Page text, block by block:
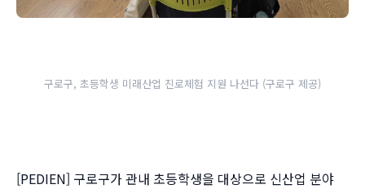
구로구, 초등학생 미래산업 진로체험 지원 나선다 (구로구 제공)
[PEDIEN] 구로구가 관내 초등학생을 대상으로 신산업 분야